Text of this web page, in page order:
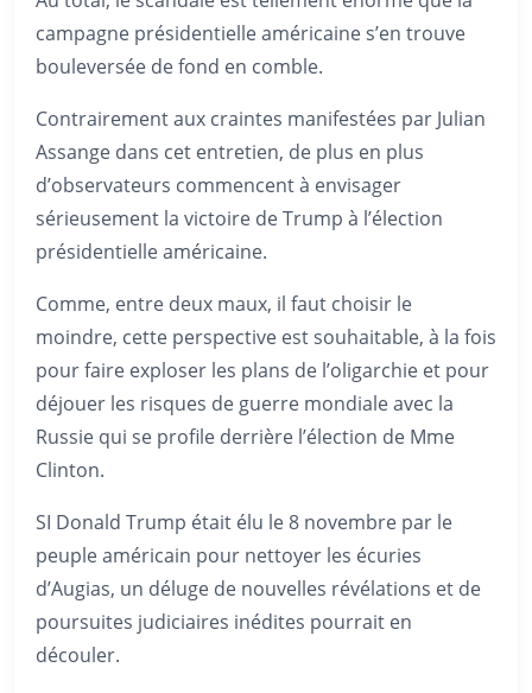
campagne présidentielle américaine s’en trouve
bouleversée de fond en comble.
Contrairement aux craintes manifestées par Julian
Assange dans cet entretien, de plus en plus
d’observateurs commencent à envisager
sérieusement la victoire de Trump à l’élection
présidentielle américaine.
Comme, entre deux maux, il faut choisir le
moindre, cette perspective est souhaitable, à la fois
pour faire exploser les plans de l’oligarchie et pour
déjouer les risques de guerre mondiale avec la
Russie qui se profile derrière l’élection de Mme
Clinton.
SI Donald Trump était élu le 8 novembre par le
peuple américain pour nettoyer les écuries
d’Augias, un déluge de nouvelles révélations et de
poursuites judiciaires inédites pourrait en
découler.